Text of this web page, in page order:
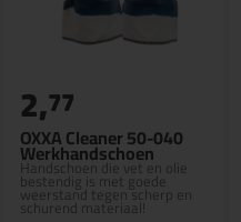
OXXA Cleaner 50-040
Werkhandschoen
Handschoen die vet en olie
bestendig is met goede
weerstand tegen scherp en
schurend materiaal!
2,77